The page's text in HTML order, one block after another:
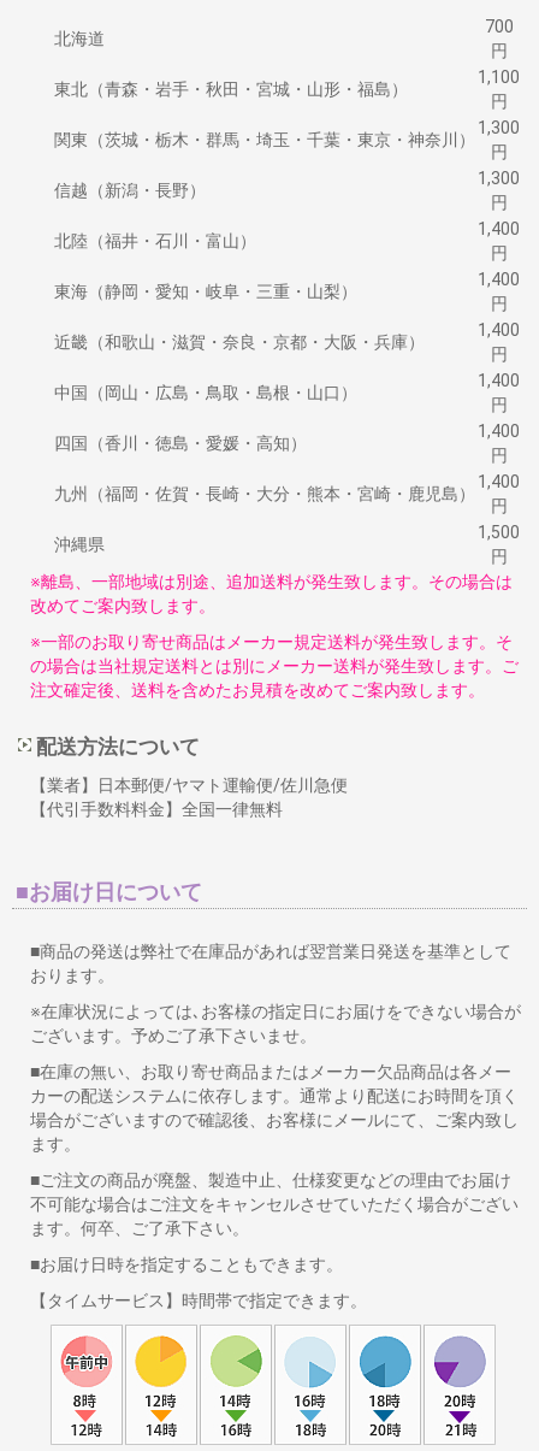
北海道
700
円
東北（青森・岩手・秋田・宮城・山形・福島）
1,100
円
関東（茨城・栃木・群馬・埼玉・千葉・東京・神奈川）
1,300
円
信越（新潟・長野）
1,300
円
北陸（福井・石川・富山）
1,400
円
東海（静岡・愛知・岐阜・三重・山梨）
1,400
円
近畿（和歌山・滋賀・奈良・京都・大阪・兵庫）
1,400
円
中国（岡山・広島・鳥取・島根・山口）
1,400
円
四国（香川・徳島・愛媛・高知）
1,400
円
九州（福岡・佐賀・長崎・大分・熊本・宮崎・鹿児島）
1,400
円
沖縄県
1,500
円
※離島、一部地域は別途、追加送料が発生致します。その場合は
改めてご案内致します。
※一部のお取り寄せ商品はメーカー規定送料が発生致します。そ
の場合は当社規定送料とは別にメーカー送料が発生致します。ご
注文確定後、送料を含めたお見積を改めてご案内致します。
配送方法について
【業者】日本郵便/ヤマト運輸便/佐川急便
【代引手数料料金】全国一律無料
■お届け日について
■商品の発送は弊社で在庫品があれば翌営業日発送を基準として
おります。
※在庫状況によっては､お客様の指定日にお届けをできない場合が
ございます。予めご了承下さいませ。
■在庫の無い、お取り寄せ商品またはメーカー欠品商品は各メー
カーの配送システムに依存します。通常より配送にお時間を頂く
場合がございますので確認後、お客様にメールにて、ご案内致し
ます。
■ご注文の商品が廃盤、製造中止、仕様変更などの理由でお届け
不可能な場合はご注文をキャンセルさせていただく場合がござい
ます。何卒、ご了承下さい。
■お届け日時を指定することもできます。
【タイムサービス】時間帯で指定できます。